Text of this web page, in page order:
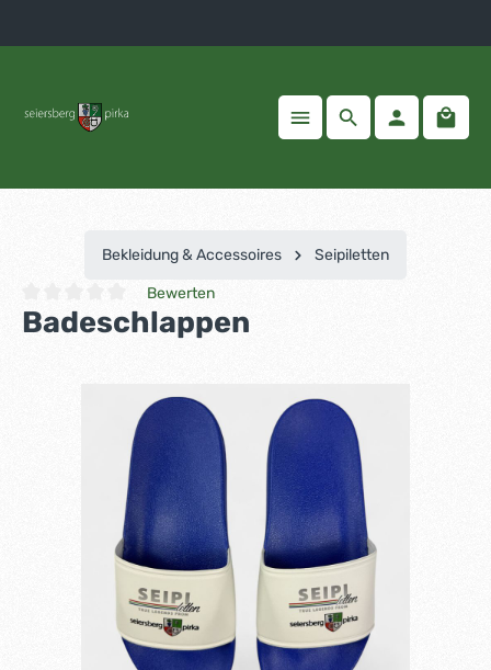
Bekleidung & Accessoires Seipiletten
Durchschnittliche Bewertung von 0 von 5 Sternen
Bewerten
Badeschlappen